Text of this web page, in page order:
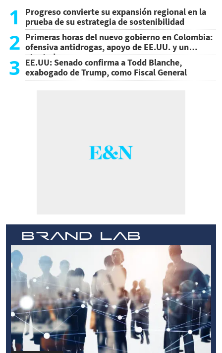
1
Progreso convierte su expansión regional en la
prueba de su estrategia de sostenibilidad
2 Primeras horas del nuevo gobierno en Colombia:
ofensiva antidrogas, apoyo de EE.UU. y un
atentado
3 EE.UU: Senado confirma a Todd Blanche,
exabogado de Trump, como Fiscal General